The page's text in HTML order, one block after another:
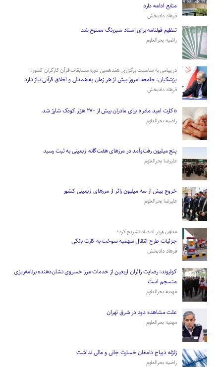
منابع ادامه دارد
فرهاد دادبخش
تنظیم قولنامه برای اسناد سبزرنگ ممنوع شد
راضیه بحرالعلوم
در پیامی به مناسبت برگزاری هفدهمین دوره مسابقات قرآن کارگران کشور؛
پزشکیان: جامعه امروز بیش از هر زمان به همدلی و اخلاق قرآنی نیاز دارد
فرهاد دادبخش
«کارت امید مادر» برای مادران بیش از ۲۷۰ هزار کودک شارژ شد
راضیه بحرالعلوم
پنج میلیون رفت‌وآمد در مرزهای هفت‌گانه اربعینی به ثبت رسید
علیرضا بحرالعلوم
­خروج بیش از سه میلیون زائر از مرز‌های اربعینی کشور
علیرضا بحرالعلوم
معاون وزیر اقتصاد تشریح کرد؛
جزئیات طرح انتقال سهمیه سوخت به کارت بانکی
فرهاد دادبخش
کولیوند: رضایت زائران اربعین از خدمات مرز خسروی نشان‌دهنده برنامه‌ریزی
منسجم است
مهدیه بحرالعلوم
علت مشاهده دود در شرق تهران
مهدیه بحرالعلوم
زلزله دیباج دامغان خسارت جانی و مالی نداشت
راضیه بحرالعلوم